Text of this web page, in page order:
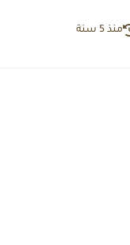
منذ 5 سنة